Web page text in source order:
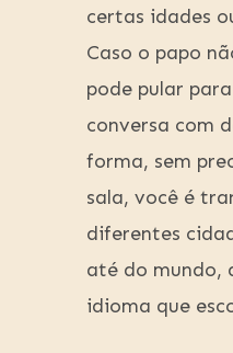
certas idades
Caso o papo
pode pular
conversa com
forma, sem
sala, você é
diferentes
até do mundo,
idioma que